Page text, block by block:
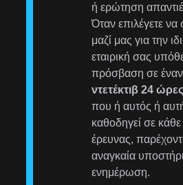
ή ερώτηση
Όταν επιλέγετε να
μαζί μας για την
εταιρική σας
πρόσβαση σε
ντετέκτιβ 24
που ή αυτός ή
καθοδηγεί σε
έρευνας,
αναγκαία
ενημέρωση.